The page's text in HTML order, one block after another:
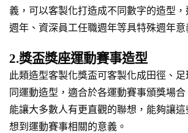
義，可以客製化打造成不同數字的造型
週年、資深員工任職週年等具特殊週年意
2.獎盃獎座運動賽事造型
此類造型客製化獎盃可客製化成田徑、
同運動造型，適合於各運動賽事頒獎場
能讓大多數人有更直觀的聯想，能夠讓
想到運動賽事相關的意義。